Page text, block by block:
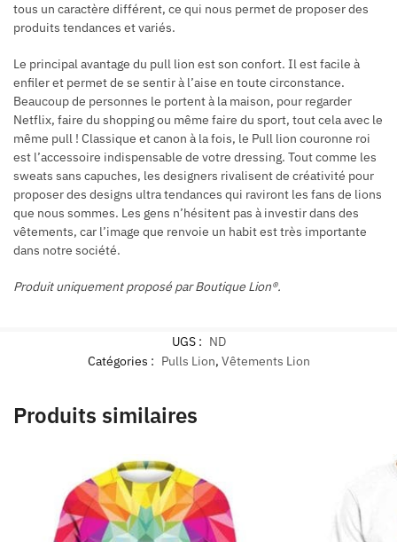
tous un caractère différent, ce qui nous permet de proposer des
produits tendances et variés.
Le principal avantage du pull lion est son confort. Il est facile à
enfiler et permet de se sentir à l’aise en toute circonstance.
Beaucoup de personnes le portent à la maison, pour regarder
Netflix, faire du shopping ou même faire du sport, tout cela avec le
même pull ! Classique et canon à la fois, le Pull lion couronne roi
est l’accessoire indispensable de votre dressing. Tout comme les
sweats sans capuches, les designers rivalisent de créativité pour
proposer des designs ultra tendances qui raviront les fans de lions
que nous sommes. Les gens n’hésitent pas à investir dans des
vêtements, car l’image que renvoie un habit est très importante
dans notre société.
Produit uniquement proposé par Boutique Lion®.
UGS : ND
Catégories : Pulls Lion, Vêtements Lion
Produits similaires